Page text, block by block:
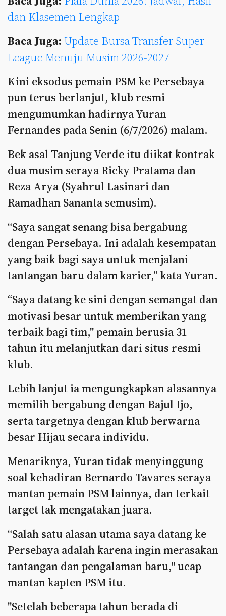
dan Klasemen Lengkap
Baca Juga: Update Bursa Transfer Super
League Menuju Musim 2026-2027
Kini eksodus pemain PSM ke Persebaya
pun terus berlanjut, klub resmi
mengumumkan hadirnya Yuran
Fernandes pada Senin (6/7/2026) malam.
Bek asal Tanjung Verde itu diikat kontrak
dua musim seraya Ricky Pratama dan
Reza Arya (Syahrul Lasinari dan
Ramadhan Sananta semusim).
“Saya sangat senang bisa bergabung
dengan Persebaya. Ini adalah kesempatan
yang baik bagi saya untuk menjalani
tantangan baru dalam karier,” kata Yuran.
“Saya datang ke sini dengan semangat dan
motivasi besar untuk memberikan yang
terbaik bagi tim," pemain berusia 31
tahun itu melanjutkan dari situs resmi
klub.
Lebih lanjut ia mengungkapkan alasannya
memilih bergabung dengan Bajul Ijo,
serta targetnya dengan klub berwarna
besar Hijau secara individu.
Menariknya, Yuran tidak menyinggung
soal kehadiran Bernardo Tavares seraya
mantan pemain PSM lainnya, dan terkait
target tak mengatakan juara.
“Salah satu alasan utama saya datang ke
Persebaya adalah karena ingin merasakan
tantangan dan pengalaman baru," ucap
mantan kapten PSM itu.
"Setelah beberapa tahun berada di